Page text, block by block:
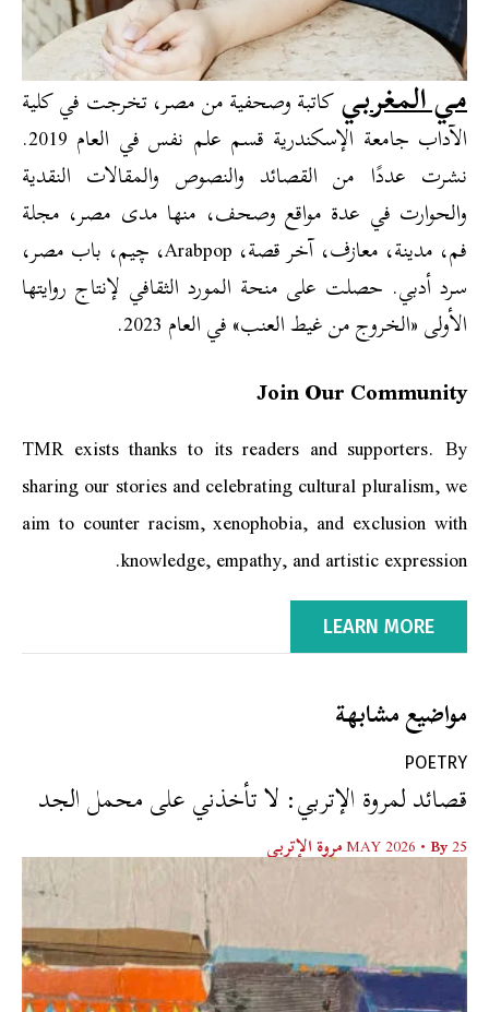
مي المغربيكاتبة وصحفية من مصر، تخرجت في كلية
الآداب جامعة الإسكندرية قسم علم نفس في العام 2019.
نشرت عددًا من القصائد والنصوص والمقالات النقدية
والحوارت في عدة مواقع وصحف، منها مدى مصر، مجلة
فم، مدينة، معازف، آخر قصة، Arabpop، چيم، باب مصر،
سرد أدبي. حصلت على منحة المورد الثقافي لإنتاج روايتها
الأولى «الخروج من غيط العنب» في العام 2023.
Join Our Community
TMR exists thanks to its readers and supporters. By
sharing our stories and celebrating cultural pluralism, we
aim to counter racism, xenophobia, and exclusion with
knowledge, empathy, and artistic expression.
LEARN MORE
مواضيع مشابهة
POETRY
قصائد لمروة الإتربي: لا تأخذني على محمل الجد
25 MAY 2026
• By مروة الإتربي